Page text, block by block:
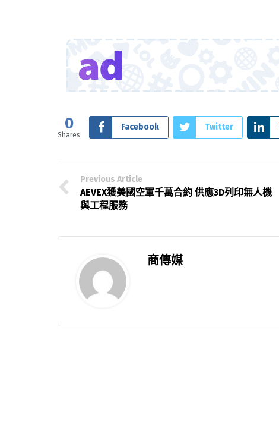
0
Shares
Facebook Twitter
Previous Article
AEVEX獲美國空軍千萬合約 供應3D列印無人機
與工程服務
商傳媒